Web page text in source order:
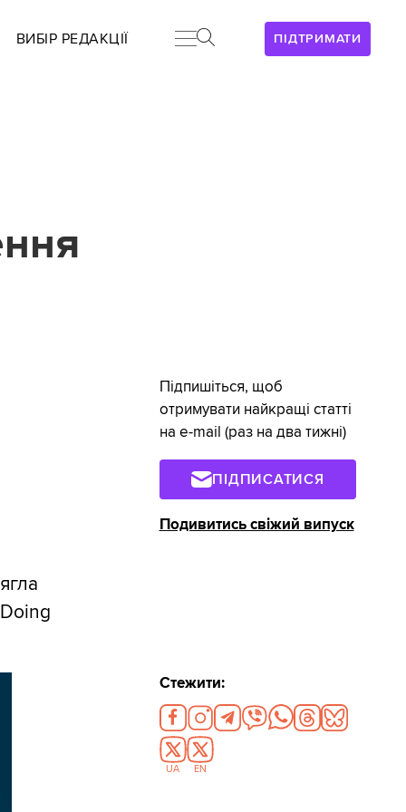
ПІДТРИМАТИ
ВИБІР РЕДАКЦІЇ
Підпишіться, щоб
отримувати найкращі статті
на e-mail (раз на два тижні)
ПІДПИСАТИСЯ
Подивитись свіжий випуск
Стежити:
UA EN